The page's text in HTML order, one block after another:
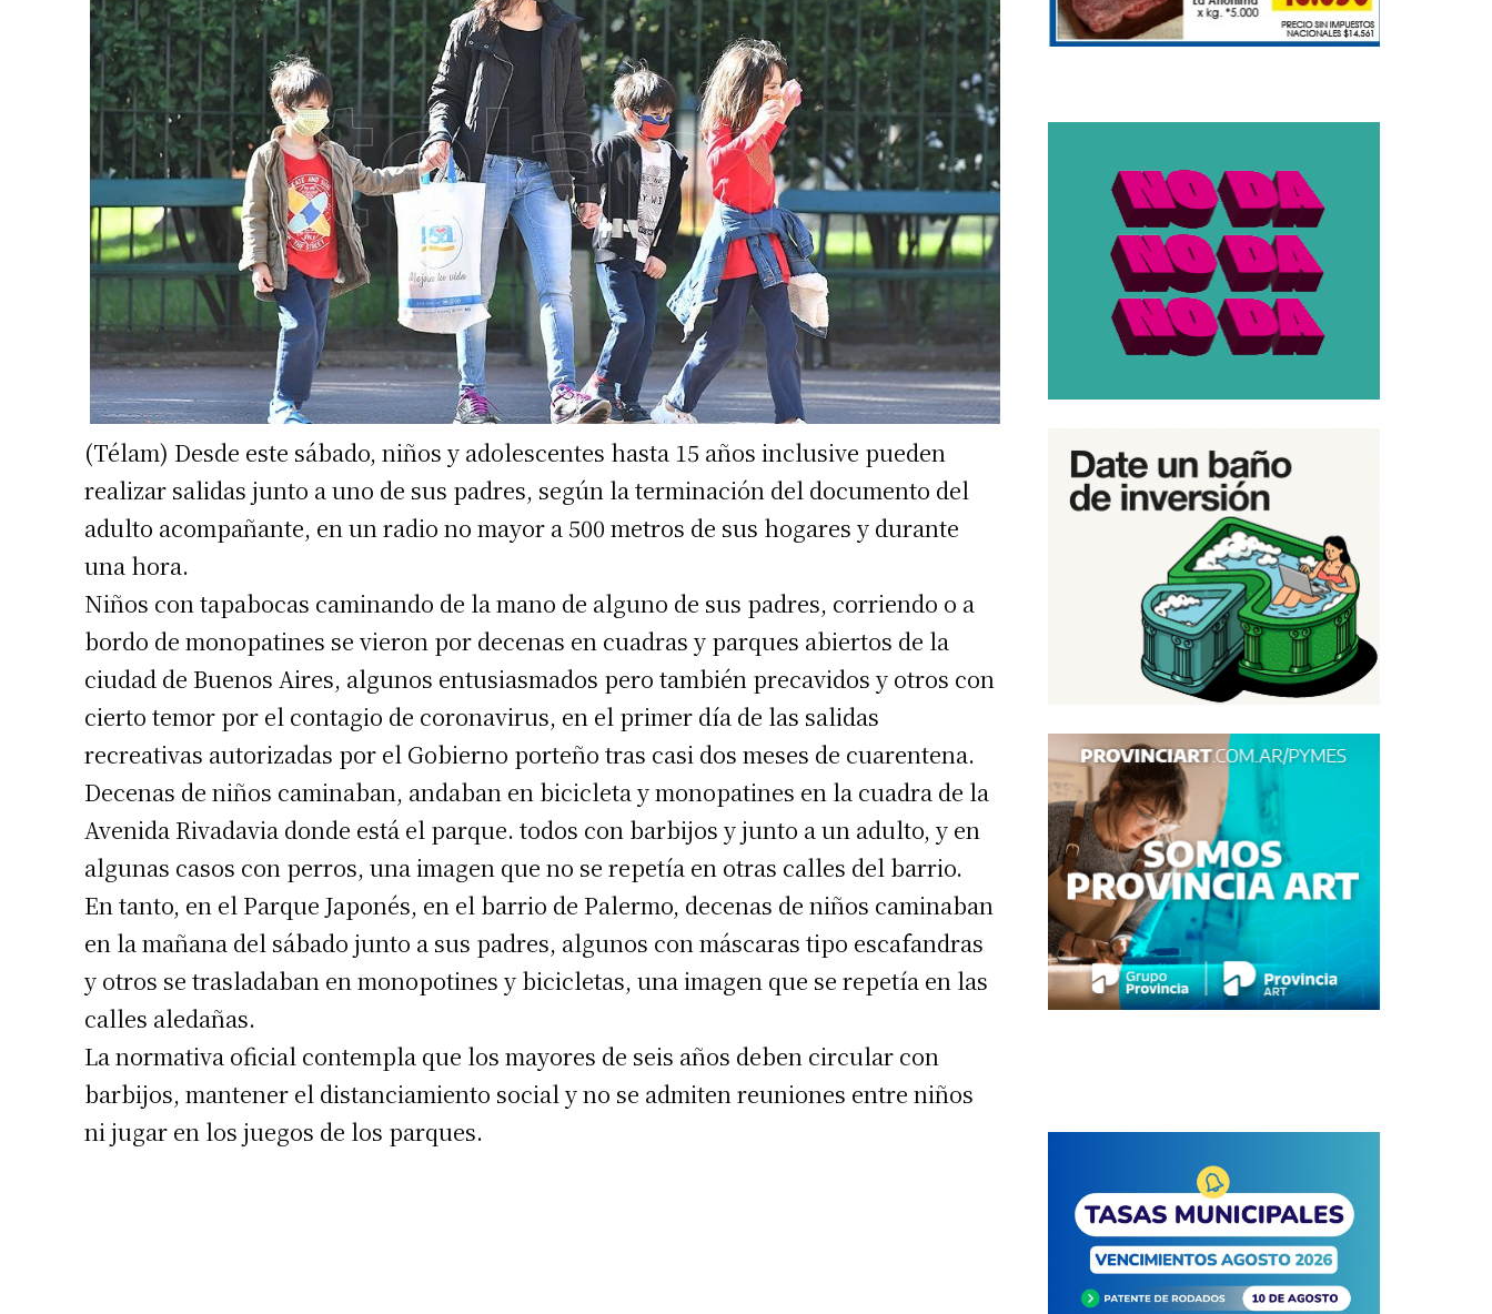
Suscribirme gratis
(Télam) Desde este sábado, niños y adolescentes hasta 15 años inclusive pueden
realizar salidas junto a uno de sus padres, según la terminación del documento del
adulto acompañante, en un radio no mayor a 500 metros de sus hogares y durante
una hora.
Niños con tapabocas caminando de la mano de alguno de sus padres, corriendo o a
bordo de monopatines se vieron por decenas en cuadras y parques abiertos de la
ciudad de Buenos Aires, algunos entusiasmados pero también precavidos y otros con
cierto temor por el contagio de coronavirus, en el primer día de las salidas
recreativas autorizadas por el Gobierno porteño tras casi dos meses de cuarentena.
Decenas de niños caminaban, andaban en bicicleta y monopatines en la cuadra de la
Avenida Rivadavia donde está el parque. todos con barbijos y junto a un adulto, y en
algunas casos con perros, una imagen que no se repetía en otras calles del barrio.
En tanto, en el Parque Japonés, en el barrio de Palermo, decenas de niños caminaban
en la mañana del sábado junto a sus padres, algunos con máscaras tipo escafandras
y otros se trasladaban en monopotines y bicicletas, una imagen que se repetía en las
calles aledañas.
La normativa oficial contempla que los mayores de seis años deben circular con
barbijos, mantener el distanciamiento social y no se admiten reuniones entre niños
ni jugar en los juegos de los parques.